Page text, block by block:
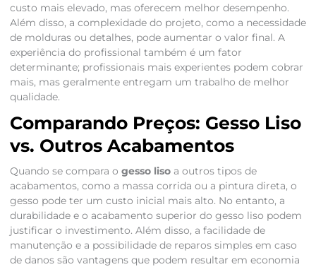
custo mais elevado, mas oferecem melhor desempenho.
Além disso, a complexidade do projeto, como a necessidade
de molduras ou detalhes, pode aumentar o valor final. A
experiência do profissional também é um fator
determinante; profissionais mais experientes podem cobrar
mais, mas geralmente entregam um trabalho de melhor
qualidade.
Comparando Preços: Gesso Liso
vs. Outros Acabamentos
Quando se compara o gesso lisoa outros tipos de
acabamentos, como a massa corrida ou a pintura direta, o
gesso pode ter um custo inicial mais alto. No entanto, a
durabilidade e o acabamento superior do gesso liso podem
justificar o investimento. Além disso, a facilidade de
manutenção e a possibilidade de reparos simples em caso
de danos são vantagens que podem resultar em economia